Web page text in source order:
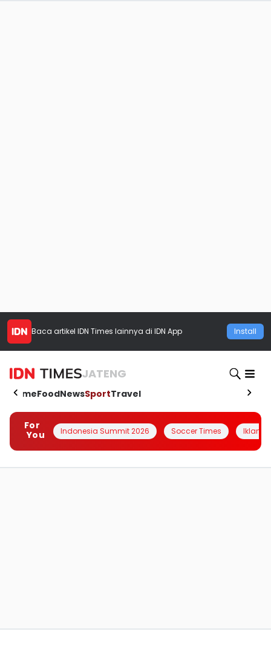
Baca artikel IDN Times lainnya di IDN App Install
JATENG
HomeFoodNewsSportTravel
For
You
Indonesia Summit 2026 Soccer Times Iklanin